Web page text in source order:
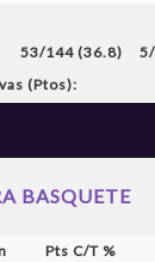
53/144 (36.8)
(Ptos):
BASQUETE
Pts C/T %